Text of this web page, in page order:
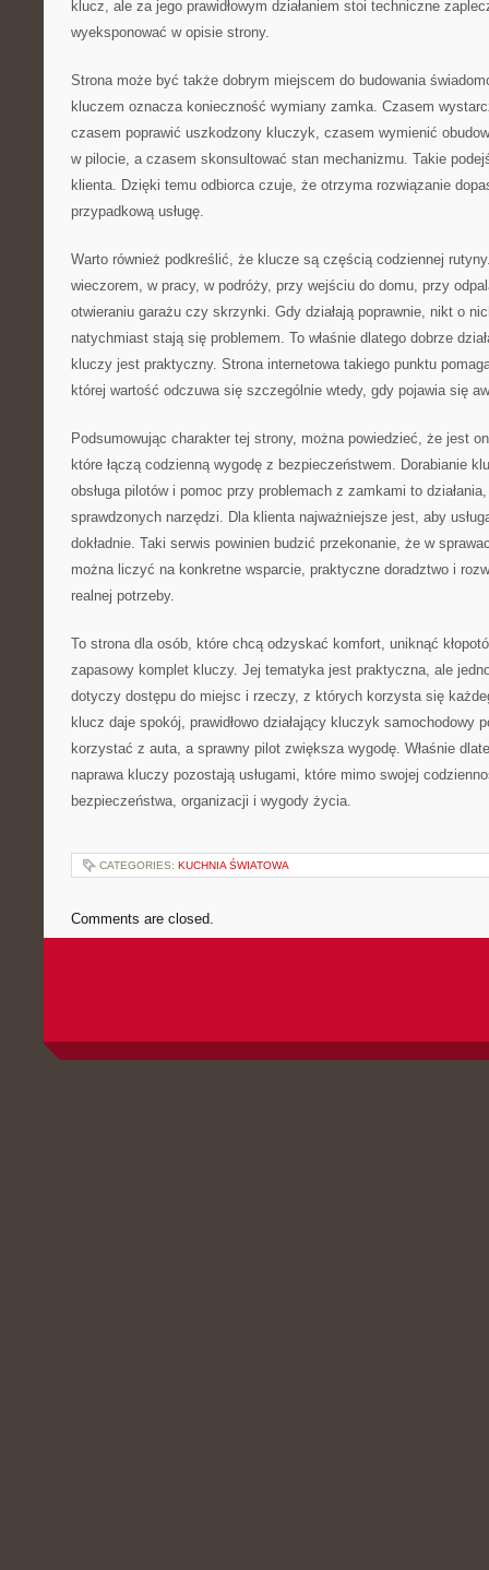
klucz, ale za jego prawidłowym działaniem stoi techniczne
wyeksponować w opisie strony.
Strona może być także dobrym miejscem do budowania
kluczem oznacza konieczność wymiany zamka. Czasem
czasem poprawić uszkodzony kluczyk, czasem wymienić
w pilocie, a czasem skonsultować stan mechanizmu. Takie
klienta. Dzięki temu odbiorca czuje, że otrzyma rozwiązanie
przypadkową usługę.
Warto również podkreślić, że klucze są częścią codziennej
wieczorem, w pracy, w podróży, przy wejściu do domu, przy
otwieraniu garażu czy skrzynki. Gdy działają poprawnie, nikt o
natychmiast stają się problemem. To właśnie dlatego dobrze
kluczy jest praktyczny. Strona internetowa takiego punktu
której wartość odczuwa się szczególnie wtedy, gdy pojawia się
Podsumowując charakter tej strony, można powiedzieć, że jest
które łączą codzienną wygodę z bezpieczeństwem. Dorabianie
obsługa pilotów i pomoc przy problemach z zamkami to
sprawdzonych narzędzi. Dla klienta najważniejsze jest, aby
dokładnie. Taki serwis powinien budzić przekonanie, że w
można liczyć na konkretne wsparcie, praktyczne doradztwo i
realnej potrzeby.
To strona dla osób, które chcą odzyskać komfort, uniknąć
zapasowy komplet kluczy. Jej tematyka jest praktyczna, ale
dotyczy dostępu do miejsc i rzeczy, z których korzysta się
klucz daje spokój, prawidłowo działający kluczyk samochodowy
korzystać z auta, a sprawny pilot zwiększa wygodę. Właśnie
naprawa kluczy pozostają usługami, które mimo swojej
bezpieczeństwa, organizacji i wygody życia.
CATEGORIES: KUCHNIA ŚWIATOWA
Comments are closed.